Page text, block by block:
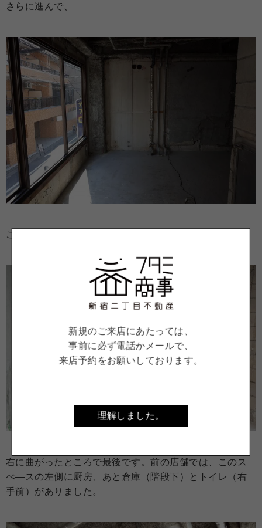
さらに進んで、
ここが一番奥…かと思いきや、
右に曲がったところで最後です。前の店舗では、このス
ぺ―スの左側に厨房、あと倉庫（階段下）とトイレ（右
手前）がありました。
新規のご来店にあたっては、
事前に必ず電話かメールで、
来店予約をお願いしております。
理解しました。